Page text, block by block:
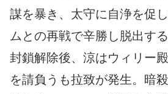
謀を暴き、太守に自浄を促
ムとの再戦で辛勝し脱出する
封鎖解除後、涼はウィリー
を請負うも拉致が発生。暗